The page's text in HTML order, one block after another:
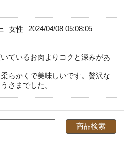
女性
2024/04/08 05:08:05
ているお肉よりコクと深みがあ
らかくで美味しいです。贅沢な
さまでした。